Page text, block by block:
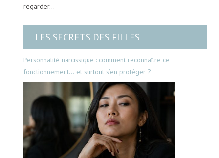
regarder…
LES SECRETS DES FILLES
Personnalité narcissique : comment reconnaître ce
fonctionnement… et surtout s’en protéger ?